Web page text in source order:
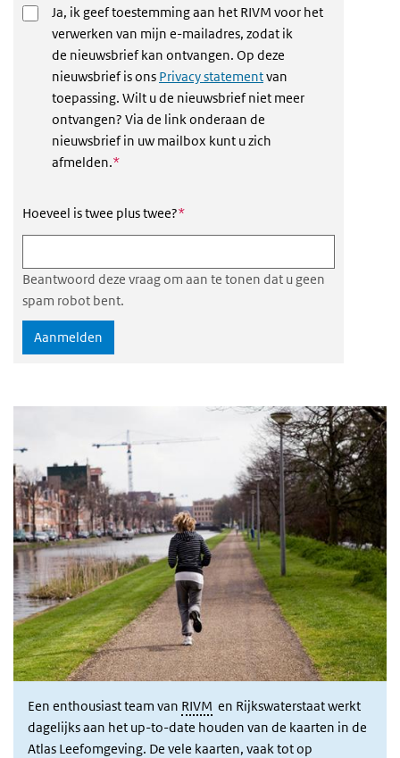
Nieuwsbrief
Een enthousiast team van RIVM en Rijkswaterstaat werkt
dagelijks aan het up-to-date houden van de kaarten in de
Atlas Leefomgeving. De vele kaarten, vaak tot op
Ja, ik geef toestemming aan het RIVM voor het
verwerken van mijn e-mailadres, zodat ik
de nieuwsbrief kan ontvangen. Op deze
nieuwsbrief is ons Privacy statementvan
toepassing. Wilt u de nieuwsbrief niet meer
ontvangen? Via de link onderaan de
nieuwsbrief in uw mailbox kunt u zich
afmelden.*Dit veld is verplicht
Hoeveel is twee plus twee?*Dit veld is verplicht
Beantwoord deze vraag om aan te tonen dat u geen
spam robot bent.